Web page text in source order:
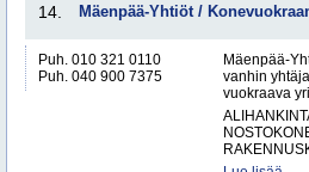
14. Mäenpää-Yhtiöt /
Puh. 010 321 0110
Puh. 040 900 7375
Mäenpää-
vanhin
vuokraava